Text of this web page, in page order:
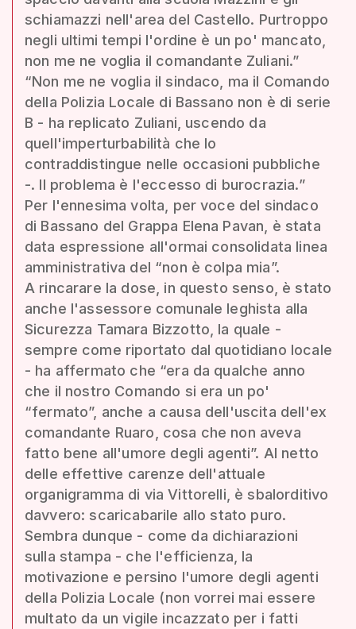
schiamazzi nell'area del Castello. Purtroppo
negli ultimi tempi l'ordine è un po' mancato,
non me ne voglia il comandante Zuliani.”
“Non me ne voglia il sindaco, ma il Comando
della Polizia Locale di Bassano non è di serie
B - ha replicato Zuliani, uscendo da
quell'imperturbabilità che lo
contraddistingue nelle occasioni pubbliche
-. Il problema è l'eccesso di burocrazia.”
Per l'ennesima volta, per voce del sindaco
di Bassano del Grappa Elena Pavan, è stata
data espressione all'ormai consolidata linea
amministrativa del “non è colpa mia”.
A rincarare la dose, in questo senso, è stato
anche l'assessore comunale leghista alla
Sicurezza Tamara Bizzotto, la quale -
sempre come riportato dal quotidiano locale
- ha affermato che “era da qualche anno
che il nostro Comando si era un po'
“fermato”, anche a causa dell'uscita dell'ex
comandante Ruaro, cosa che non aveva
fatto bene all'umore degli agenti”. Al netto
delle effettive carenze dell'attuale
organigramma di via Vittorelli, è sbalorditivo
davvero: scaricabarile allo stato puro.
Sembra dunque - come da dichiarazioni
sulla stampa - che l'efficienza, la
motivazione e persino l'umore degli agenti
della Polizia Locale (non vorrei mai essere
multato da un vigile incazzato per i fatti